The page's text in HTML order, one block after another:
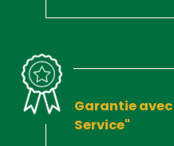
Garantie
Service"